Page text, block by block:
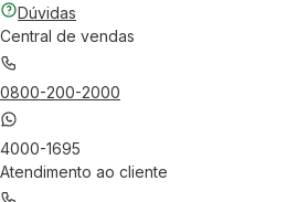
Dúvidas
Central de vendas
0800-200-2000
4000-1695
Atendimento ao cliente